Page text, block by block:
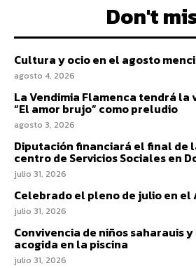
Don't
Cultura y ocio en el agosto
agosto 4, 2026
La Vendimia Flamenca tendrá la
“El amor brujo” como preludio
agosto 3, 2026
Diputación financiará el final de
centro de Servicios Sociales en
julio 31, 2026
Celebrado el pleno de julio en
julio 31, 2026
Convivencia de niños saharauis
acogida en la piscina
julio 31, 2026